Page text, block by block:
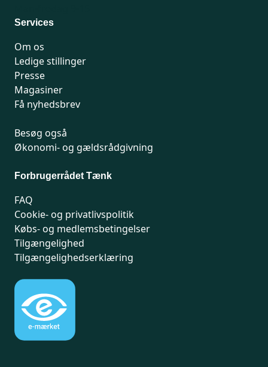
Services
Om os
Ledige stillinger
Presse
Magasiner
Få nyhedsbrev
Besøg også
Økonomi- og gældsrådgivning
Forbrugerrådet Tænk
FAQ
Cookie- og privatlivspolitik
Købs- og medlemsbetingelser
Tilgængelighed
Tilgængelighedserklæring